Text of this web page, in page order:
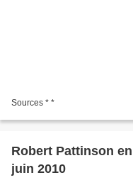
Sources * *
Robert Pattinson
juin 2010